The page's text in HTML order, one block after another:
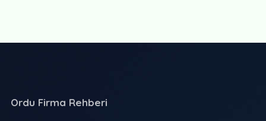
Ordu Firma Rehberi